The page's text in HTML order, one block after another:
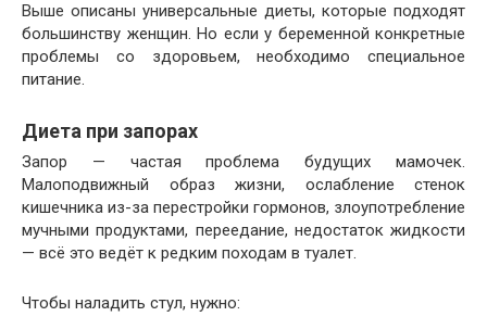
Выше описаны универсальные диеты, которые подходят
большинству женщин. Но если у беременной конкретные
проблемы со здоровьем, необходимо специальное
питание.
Диета при запорах
Запор — частая проблема будущих мамочек.
Малоподвижный образ жизни, ослабление стенок
кишечника из-за перестройки гормонов, злоупотребление
мучными продуктами, переедание, недостаток жидкости
— всё это ведёт к редким походам в туалет.
Чтобы наладить стул, нужно: